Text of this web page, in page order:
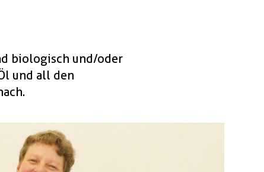
biologisch und/oder
und all den